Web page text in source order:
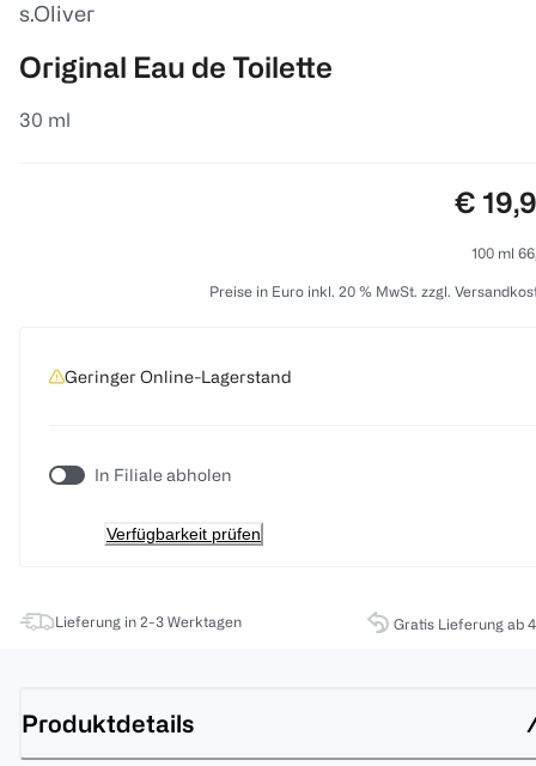
s.Oliver
Original Eau de Toilette
30 ml
Preis:
€
100 ml
Preise in Euro inkl. 20 % MwSt. zzgl.
Geringer Online-Lagerstand
In Filiale abholen
Verfügbarkeit prüfen
Lieferung in 2-3 Werktagen Gratis Lieferung ab
Produktdetails